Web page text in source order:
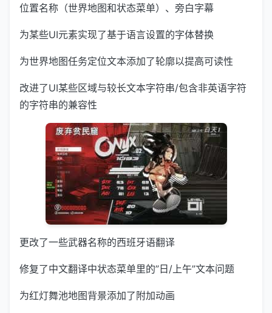
位置名称（世界地图和状态菜单）、旁白字幕
为某些UI元素实现了基于语言设置的字体替换
为世界地图任务定位文本添加了轮廓以提高可读性
改进了UI某些区域与较长文本字符串/包含非英语字符
的字符串的兼容性
更改了一些武器名称的西班牙语翻译
修复了中文翻译中状态菜单里的”日/上午”文本问题
为红灯舞池地图背景添加了附加动画